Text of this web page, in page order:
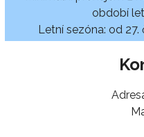
období
Letní sezóna: od